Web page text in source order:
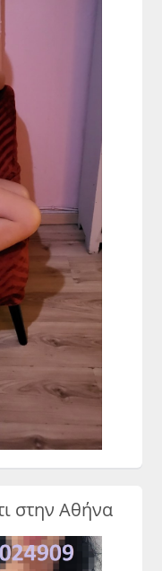
στην Αθήνα